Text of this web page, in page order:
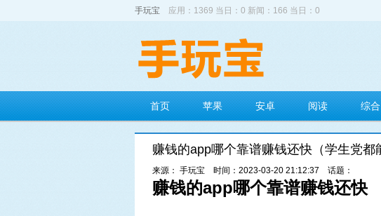
手玩宝 应用：1369 当日：0 新闻：166 当日：0
首页 苹果 安卓 阅读 综合
赚钱的app哪个靠谱赚钱还快（学生党都
来源： 手玩宝 时间：2023-03-20 21:12:37 话题：
赚钱的app哪个靠谱赚钱还快